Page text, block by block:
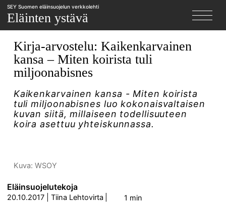
SEY Suomen eläinsuojelun verkkolehti
Eläinten ystävä
Kirja-arvostelu: Kaikenkarvainen
kansa – Miten koirista tuli
miljoonabisnes
Kaikenkarvainen kansa - Miten koirista
tuli miljoonabisnes luo kokonaisvaltaisen
kuvan siitä, millaiseen todellisuuteen
koira asettuu yhteiskunnassa.
Kuva: WSOY
Eläinsuojelutekoja
20.10.2017 Tiina Lehtovirta 1 min